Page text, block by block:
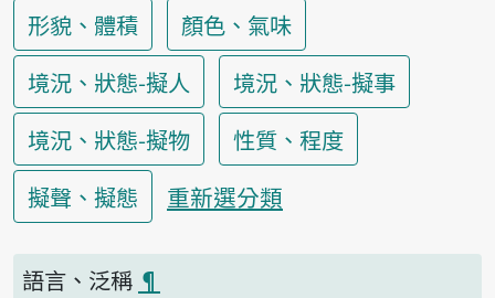
形貌、體積
顏色、氣味
境況、狀態-擬人
境況、狀態-擬事
境況、狀態-擬物
性質、程度
擬聲、擬態
重新選分類
語言、泛稱 ¶